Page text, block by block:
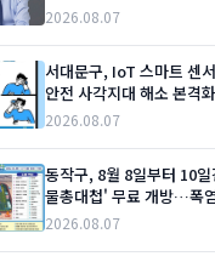
2026.08.07
서대문구, IoT 스마트 센
안전 사각지대 해소 본격화
2026.08.07
동작구, 8월 8일부터 10
물총대첩' 무료 개방…폭
여름 선물
2026.08.07